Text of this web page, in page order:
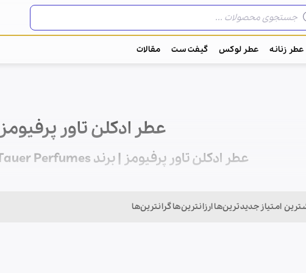
عطر زنانه عطر لوکس گیفت ست مقالات
عطر ادکلن تاور پرفیومز
عطر ادکلن تاور پرفیومز | برند Tauer Perfumes | قیمت و خرید
برند
سوئیس
برند
امتیاز ‌جدیدترین‌هاارزانترین‌هاگرانترین‌ها